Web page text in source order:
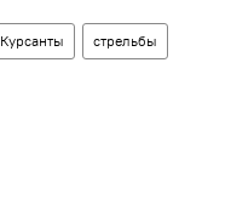
Курсанты стрельбы